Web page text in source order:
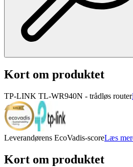
Kort om produktet
TP-LINK TL-WR940N - trådløs router
Leverandørens EcoVadis-scoreLæs
Kort om produktet